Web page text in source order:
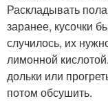
Раскладывать
заранее, кусочки
случилось, их
лимонной
дольки или
потом обсушить.